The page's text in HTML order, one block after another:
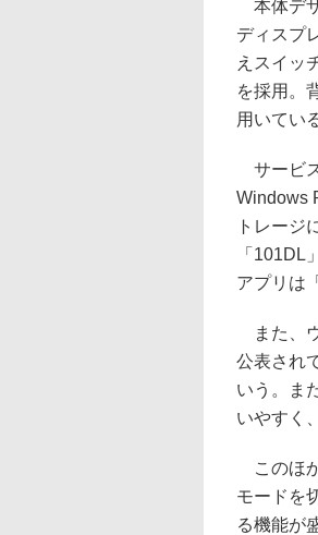
本体デ
ディスプ
えスイッ
を採用。
用いてい
サービ
Windows
トレージ
「101DL
アプリは
また、
公表され
いう。ま
いやすく
このほ
モードを
る機能が